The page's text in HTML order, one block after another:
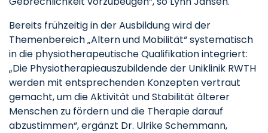
Bereits frühzeitig in der Ausbildung wird der
Themenbereich „Altern und Mobilität“ systematisch
in die physiotherapeutische Qualifikation integriert:
„Die Physiotherapieauszubildende der Uniklinik RWTH
werden mit entsprechenden Konzepten vertraut
gemacht, um die Aktivität und Stabilität älterer
Menschen zu fördern und die Therapie darauf
abzustimmen“, ergänzt Dr. Ulrike Schemmann,